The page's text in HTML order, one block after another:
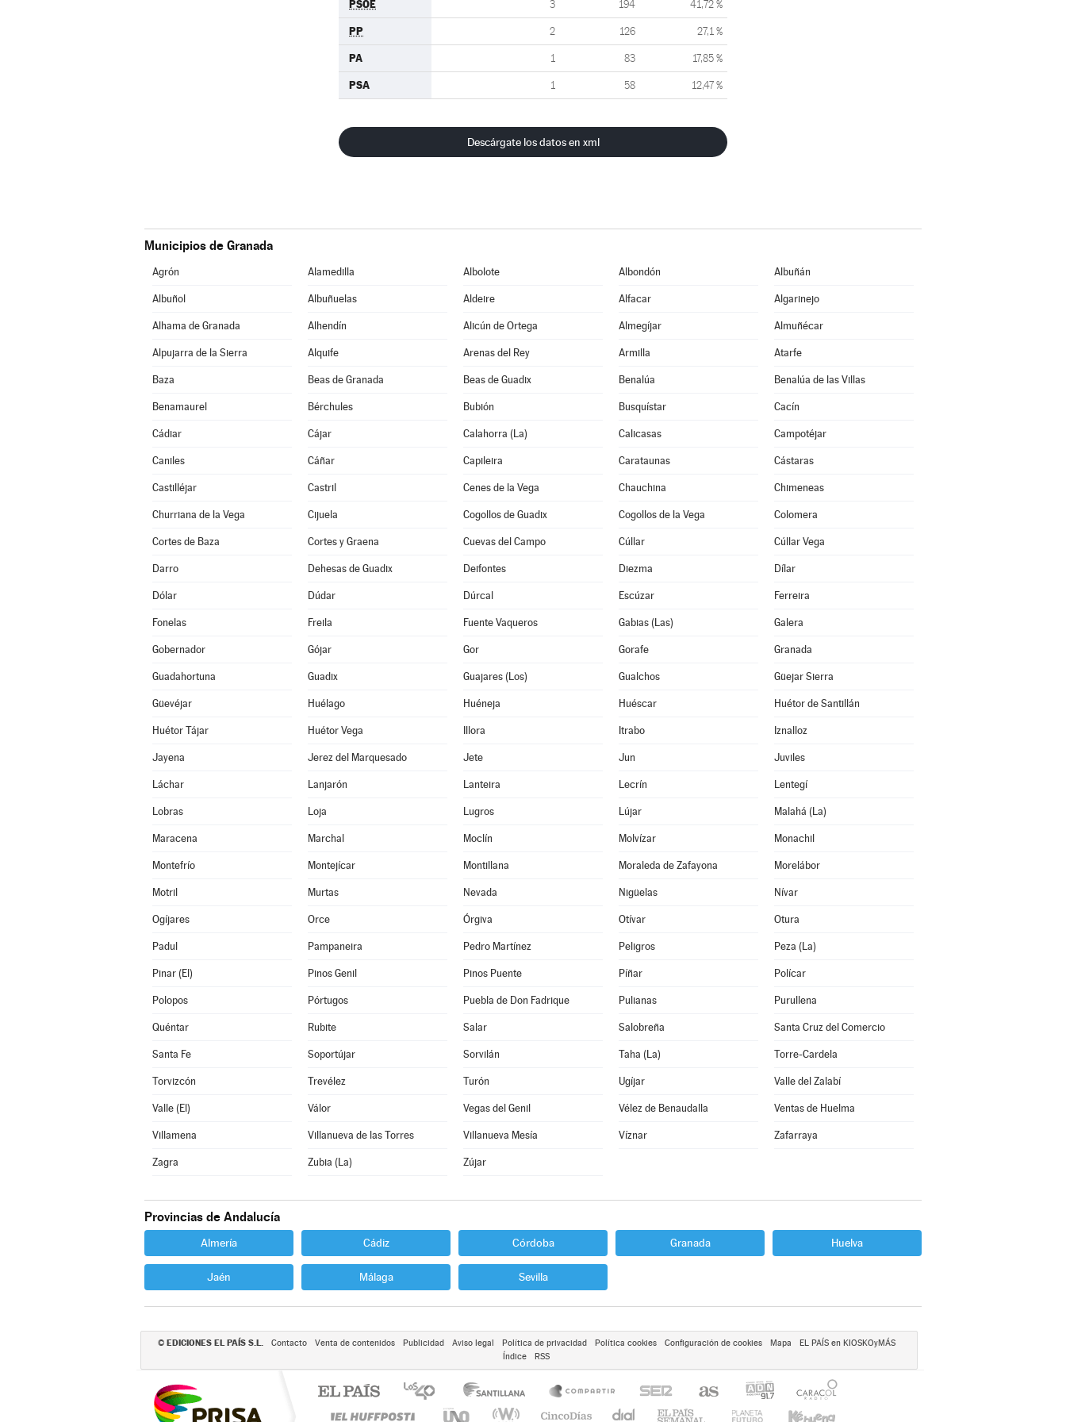
PSOE 3 194 41,72 %
PP 2 126 27,1 %
PA 1 83 17,85 %
PSA 1 58 12,47 %
Descárgate los datos en xml
Municipios de Granada
Agrón Alamedilla Albolote Albondón Albuñán
Albuñol Albuñuelas Aldeire Alfacar Algarinejo
Alhama de Granada Alhendín Alicún de Ortega Almegíjar Almuñécar
Alpujarra de la Sierra Alquife Arenas del Rey Armilla Atarfe
Baza Beas de Granada Beas de Guadix Benalúa Benalúa de las Villas
Benamaurel Bérchules Bubión Busquístar Cacín
Cádiar Cájar Calahorra (La) Calicasas Campotéjar
Caniles Cáñar Capileira Carataunas Cástaras
Castilléjar Castril Cenes de la Vega Chauchina Chimeneas
Churriana de la Vega Cijuela Cogollos de Guadix Cogollos de la Vega Colomera
Cortes de Baza Cortes y Graena Cuevas del Campo Cúllar Cúllar Vega
Darro Dehesas de Guadix Deifontes Diezma Dílar
Dólar Dúdar Dúrcal Escúzar Ferreira
Fonelas Freila Fuente Vaqueros Gabias (Las) Galera
Gobernador Gójar Gor Gorafe Granada
Guadahortuna Guadix Guajares (Los) Gualchos Güejar Sierra
Güevéjar Huélago Huéneja Huéscar Huétor de Santillán
Huétor Tájar Huétor Vega Illora Itrabo Iznalloz
Jayena Jerez del Marquesado Jete Jun Juviles
Láchar Lanjarón Lanteira Lecrín Lentegí
Lobras Loja Lugros Lújar Malahá (La)
Maracena Marchal Moclín Molvízar Monachil
Montefrío Montejícar Montillana Moraleda de Zafayona Morelábor
Motril Murtas Nevada Nigüelas Nívar
Ogíjares Orce Órgiva Otívar Otura
Padul Pampaneira Pedro Martínez Peligros Peza (La)
Pinar (El) Pinos Genil Pinos Puente Píñar Polícar
Polopos Pórtugos Puebla de Don Fadrique Pulianas Purullena
Quéntar Rubite Salar Salobreña Santa Cruz del Comercio
Santa Fe Soportújar Sorvilán Taha (La) Torre-Cardela
Torvizcón Trevélez Turón Ugíjar Valle del Zalabí
Valle (El) Válor Vegas del Genil Vélez de Benaudalla Ventas de Huelma
Villamena Villanueva de las Torres Villanueva Mesía Víznar Zafarraya
Zagra Zubia (La) Zújar
Provincias de Andalucía
Almería Cádiz Córdoba Granada Huelva
Jaén Málaga Sevilla
© EDICIONES EL PAÍS S.L. Contacto Venta de contenidos Publicidad Aviso legal Política de privacidad Política cookies Configuración de cookies Mapa
EL PAÍS en KIOSKOyMÁS
Índice
RSS